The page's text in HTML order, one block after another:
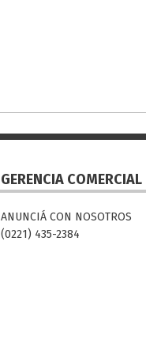
GERENCIA COMERCIAL
ANUNCIÁ CON NOSOTROS
(0221) 435-2384